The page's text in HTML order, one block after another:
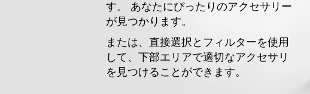
す。 あなたにぴったりのアクセサリー
が見つかります。
または、直接選択とフィルターを使用
して、下部エリアで適切なアクセサリ
を見つけることができます。